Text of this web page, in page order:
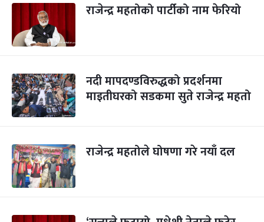
राजेन्द्र महतोको पार्टीको नाम फेरियो
नदी मापदण्डविरुद्धको प्रदर्शनमा
माइतीघरको सडकमा सुते राजेन्द्र महतो
राजेन्द्र महतोले घोषणा गरे नयाँ दल